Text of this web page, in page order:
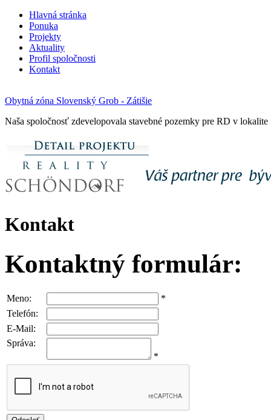
Hlavná stránka
Ponuka
Projekty
Aktuality
Profil spoločnosti
Kontakt
Obytná zóna Slovenský Grob - Zátišie
Naša spoločnosť zdevelopovala stavebné pozemky pre RD v lokalite
Kontakt
Kontaktný formulár:
Meno:
*
Telefón:
E-Mail:
Správa:
*